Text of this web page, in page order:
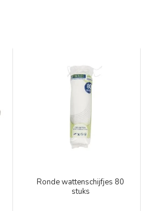
Ronde wattenschijfjes 80
stuks